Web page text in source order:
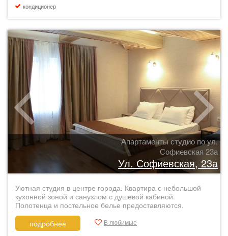
кондиционер
Апартаменты студио по ул.
Софиевская 23а
Ул. Софиевская, 23а
Уютная студия в центре города. Квартира с небольшой
кухонной зоной и санузлом с душевой кабиной.
Полотенца и постельное белье предоставляются.
подробнее
В любимые